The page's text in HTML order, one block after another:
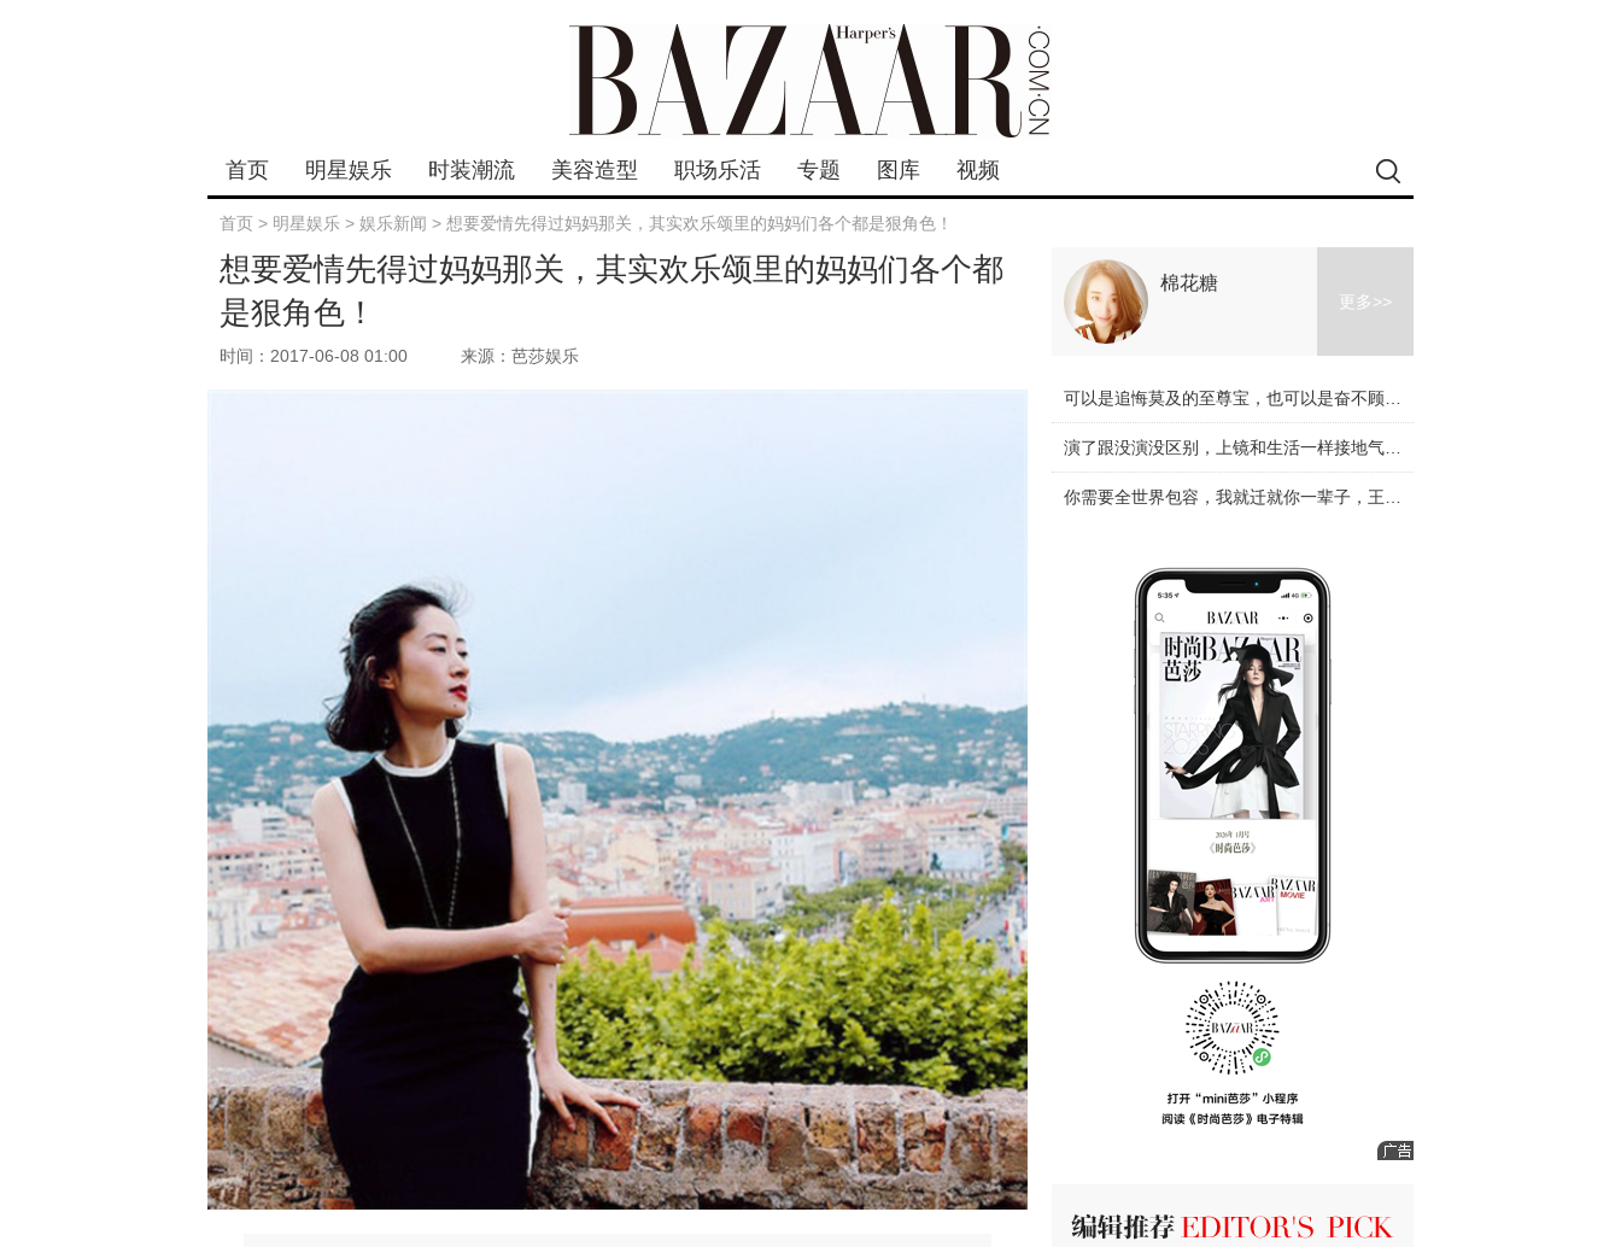
首页 明星娱乐 时装潮流 美容造型 职场乐活 专题 图库 视频
首页 > 明星娱乐 > 娱乐新闻 > 想要爱情先得过妈妈那关，其实欢乐颂里的妈妈们各个都是狠角色！
想要爱情先得过妈妈那关，其实欢乐颂里的妈妈们各个都
是狠角色！
时间：2017-06-08 01:00 来源：芭莎娱乐
棉花糖
更多>>